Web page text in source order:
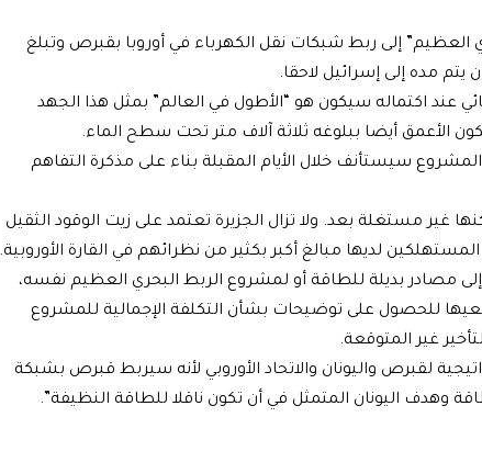
إلى ربط شبكات نقل الكهرباء في أوروبا بقبرص وتبلغ
عند اكتماله سيكون هو “الأطول في العالم” بمثل هذا الجهد
سيستأنف خلال الأيام المقبلة بناء على مذكرة التفاهم
غير مستغلة بعد. ولا تزال الجزيرة تعتمد على زيت الوقود الثقيل
لديها مبالغ أكبر بكثير من نظرائهم في القارة الأوروبية.
مصادر بديلة للطاقة أو لمشروع الربط البحري العظيم نفسه،
للحصول على توضيحات بشأن التكلفة الإجمالية للمشروع
غير المتوقعة.
لقبرص واليونان والاتحاد الأوروبي لأنه سيربط قبرص بشبكة
وهدف اليونان المتمثل في أن تكون ناقلا للطاقة النظيفة”.